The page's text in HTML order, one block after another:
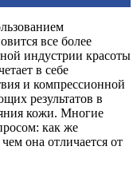
все более
индустрии красоты
в себе
и компрессионной
результатов в
кожи. Многие
как же
она отличается от